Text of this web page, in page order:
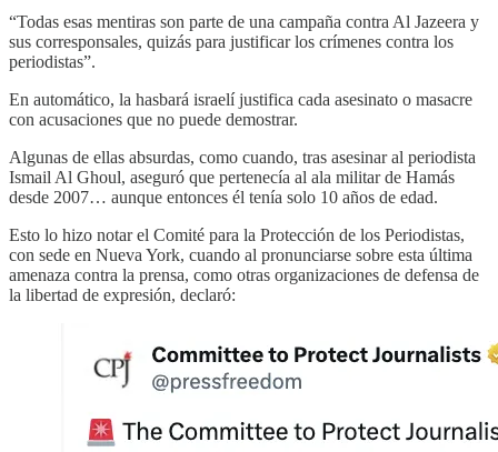
“Todas esas mentiras son parte de una campaña contra Al Jazeera y
sus corresponsales, quizás para justificar los crímenes contra los
periodistas”.
En automático, la hasbará israelí justifica cada asesinato o masacre
con acusaciones que no puede demostrar.
Algunas de ellas absurdas, como cuando, tras asesinar al periodista
Ismail Al Ghoul, aseguró que pertenecía al ala militar de Hamás
desde 2007… aunque entonces él tenía solo 10 años de edad.
Esto lo hizo notar el Comité para la Protección de los Periodistas,
con sede en Nueva York, cuando al pronunciarse sobre esta última
amenaza contra la prensa, como otras organizaciones de defensa de
la libertad de expresión, declaró: